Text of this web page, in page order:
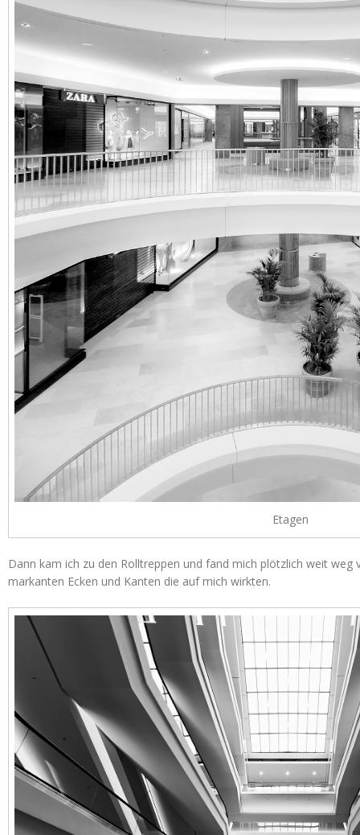
Etagen
Dann kam ich zu den Rolltreppen und fand mich plötzlich weit weg
markanten Ecken und Kanten die auf mich wirkten.